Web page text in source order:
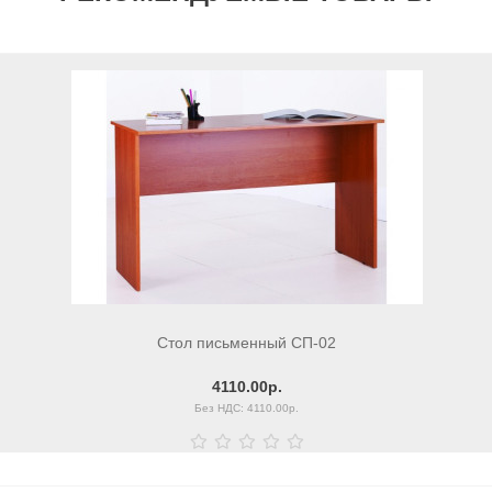
Стол письменный СП-02
4110.00р.
Без НДС: 4110.00р.